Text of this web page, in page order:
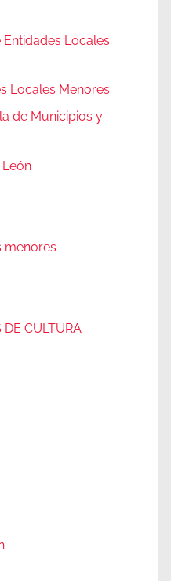
Locales
Locales Menores
de Municipios y
menores
CULTURA